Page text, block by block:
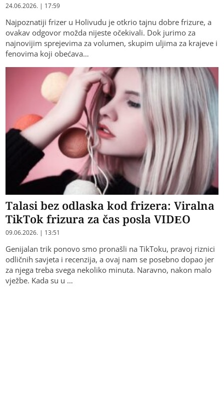
24.06.2026. | 17:59
Najpoznatiji frizer u Holivudu je otkrio tajnu dobre frizure, a
ovakav odgovor možda nijeste očekivali. Dok jurimo za
najnovijim sprejevima za volumen, skupim uljima za krajeve i
fenovima koji obećava…
Talasi bez odlaska kod frizera: Viralna
TikTok frizura za čas posla VIDEO
09.06.2026. | 13:51
Genijalan trik ponovo smo pronašli na TikToku, pravoj riznici
odličnih savjeta i recenzija, a ovaj nam se posebno dopao jer
za njega treba svega nekoliko minuta. Naravno, nakon malo
vježbe. Kada su u …